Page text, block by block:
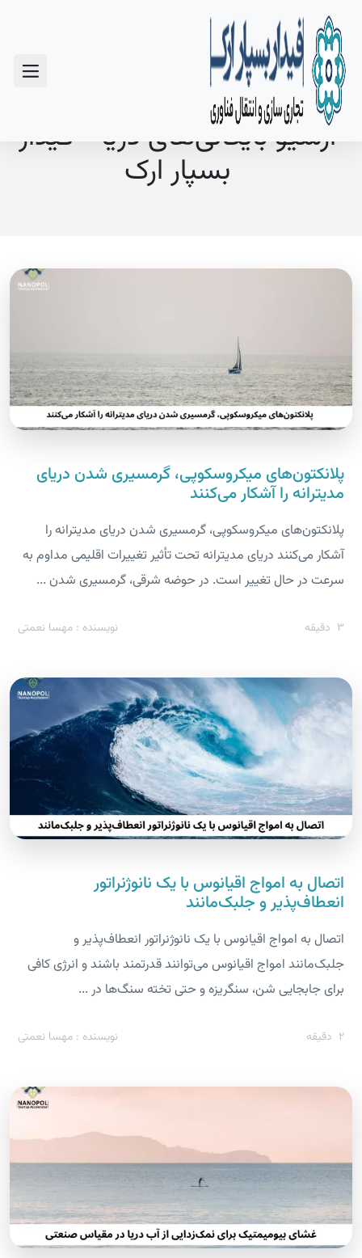
آرشیو بایگانی‌های دریا - فیدار
بسپار ارک
پلانکتون‌های میکروسکوپی، گرمسیری شدن دریای
مدیترانه را آشکار می‌کنند
پلانکتون‌های میکروسکوپی، گرمسیری شدن دریای مدیترانه را
آشکار می‌کنند دریای مدیترانه تحت تأثیر تغییرات اقلیمی مداوم به
سرعت در حال تغییر است. در حوضه شرقی، گرمسیری شدن ...
3 دقیقه نویسنده : مهسا نعمتی
اتصال به امواج اقیانوس با یک نانوژنراتور
انعطاف‌پذیر و جلبک‌مانند
اتصال به امواج اقیانوس با یک نانوژنراتور انعطاف‌پذیر و
جلبک‌مانند امواج اقیانوس می‌توانند قدرتمند باشند و انرژی کافی
برای جابجایی شن، سنگریزه و حتی تخته سنگ‌ها در ...
2 دقیقه نویسنده : مهسا نعمتی